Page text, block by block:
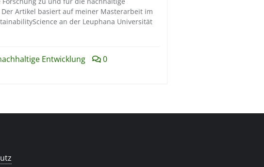
Artikel basiert auf meiner Masterarbeit im
an der Leuphana Universität
Entwicklung
0